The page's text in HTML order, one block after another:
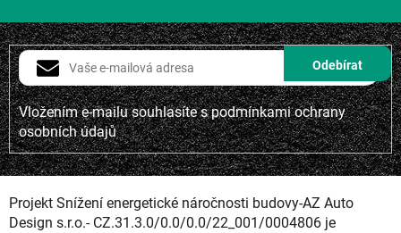
Vložením e-mailu souhlasíte spodmínkami ochrany
osobních údajů
Projekt Snížení energetické náročnosti budovy-AZ Auto
Design s.r.o.- CZ.31.3.0/0.0/0.0/22_001/0004806 je